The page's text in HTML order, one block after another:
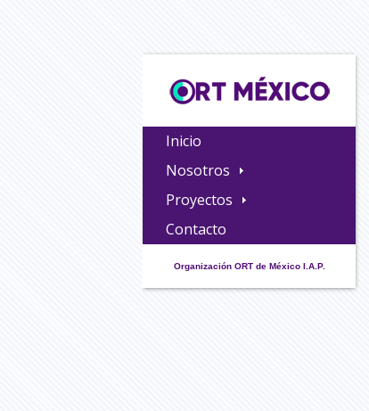
Inicio
Nosotros
Historia
Videomemoria
Proyectos
Universidad
CIDI
Innovación Educativa
Contacto
Organización ORT de México I.A.P.